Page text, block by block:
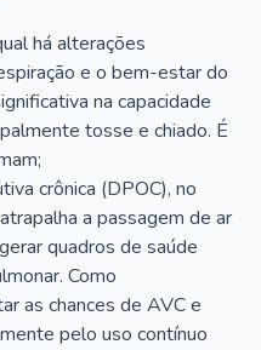
há alterações
e o bem-estar do
na capacidade
tosse e chiado. É
crônica (DPOC), no
a passagem de ar
quadros de saúde
Como
as chances de AVC e
pelo uso contínuo